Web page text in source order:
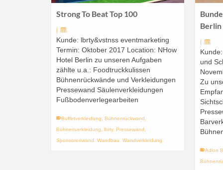
Strong To Beat Top 100
Kunde: lbrty&vstnss eventmarketing
Termin: Oktober 2017 Location: NHow
Hotel Berlin zu unseren Aufgaben
zählte u.a.: Foodtruckkulissen
Bühnenrückwände und Verkleidungen
Pressewand Säulenverkleidungen
Fußbodenverlegearbeiten
Buffetverkleidung, Bühnenrückwand ,
Bühnenverkleidung, lbrty, Pressewand ,
Sponsorenwand , Wandbau, Wandverkleidung
Berlin
und
Zu
Adlon